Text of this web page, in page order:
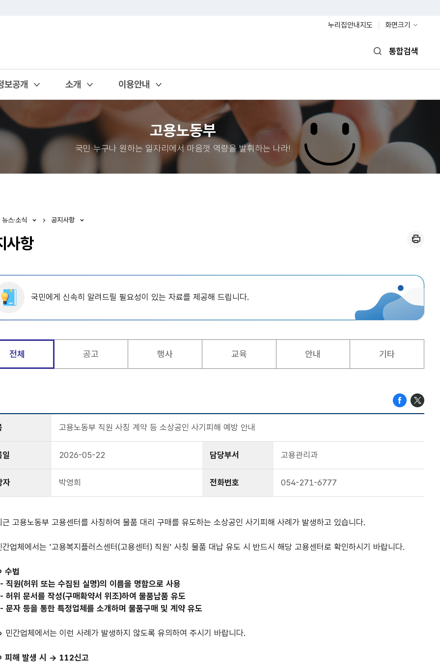
누리집안내지도 화면크기
통합검색
보공개
기
소개
열기
이용안내
열기
고용노동부
국민 누구나 원하는 일자리에서 마음껏 역량을 발휘하는 나라!
사항
뉴스·소식 공지사항
국민에게 신속히 알려드릴 필요성이 있는 자료를 제공해 드립니다.
전체 공고 행사 교육 안내 기타
고용노동부 직원 사칭 계약 등 소상공인 사기피해 예방 안내
일 2026-05-22 담당부서 고용관리과
자 박영희 전화번호 054-271-6777
근 고용노동부 고용센터를 사칭하여 물품 대리 구매를 유도하는 소상공인 사기피해 사례가 발생하고 있습니다.
간업체에서는 '고용복지플러스센터(고용센터) 직원' 사칭 물품 대납 유도 시 반드시 해당 고용센터로 확인하시기 바랍니다.
수법
원(허위 또는 수집된 실명)의 이름을 명함으로 사용
위 문서를 작성(구매확약서 위조)하여 물품납품 유도
자 등을 통한 특정업체를 소개하며 물품구매 및 계약 유도
민간업체에서는 이런 사례가 발생하지 않도록 유의하여 주시기 바랍니다.
피해 발생 시 -> 112신고